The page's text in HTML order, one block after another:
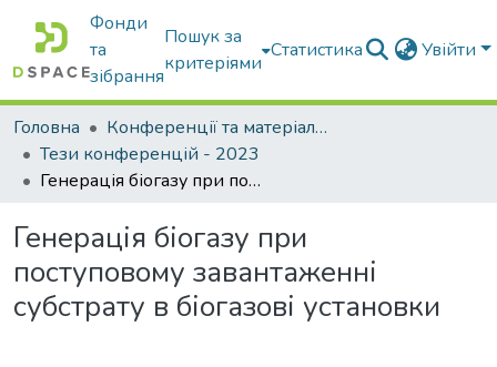
Фонди
та
зібрання
Пошук за
критеріями
Статистика Увійти
Головна
Конференції та матеріали конференцій
Тези конференцій - 2023
Генерація біогазу при поступовому завантаженні субстрату в біогазові установки
Генерація біогазу при
поступовому завантаженні
субстрату в біогазові установки